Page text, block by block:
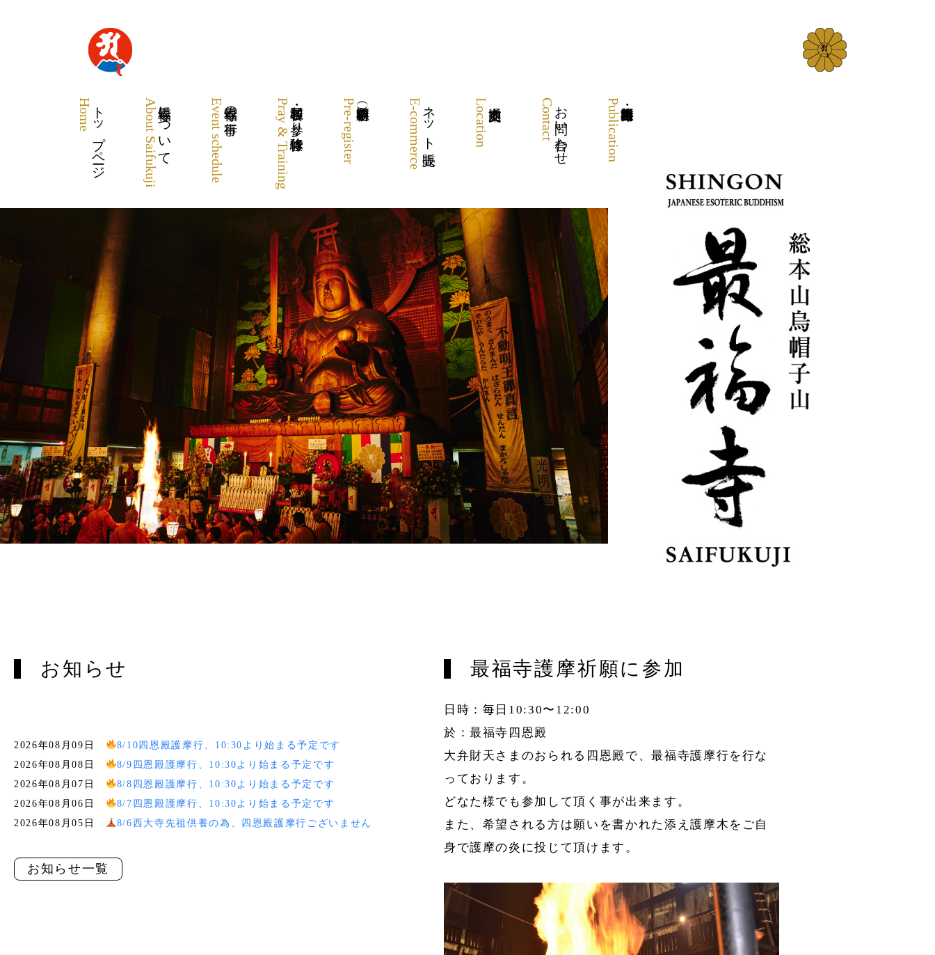
トップページ
Home 最福寺について
About Saifukuji 最福寺の行事
Event schedule 各種祈願・お参り・体験修行
Pray & Training Pre-register ネット販売
E-commerce Location お問い合わせ
Contact Publication
お知らせ
2026年08月09日
8/10四恩殿護摩行、10:30より始まる予定です
2026年08月08日
8/9四恩殿護摩行、10:30より始まる予定です
2026年08月07日
8/8四恩殿護摩行、10:30より始まる予定です
2026年08月06日
8/7四恩殿護摩行、10:30より始まる予定です
2026年08月05日
8/6西大寺先祖供養の為、四恩殿護摩行ございません
お知らせ一覧
最福寺護摩祈願に参加
日時：毎日10:30〜12:00
於：最福寺四恩殿
大弁財天さまのおられる四恩殿で、最福寺護摩行を行な
っております。
どなた様でも参加して頂く事が出来ます。
また、希望される方は願いを書かれた添え護摩木をご自
身で護摩の炎に投じて頂けます。